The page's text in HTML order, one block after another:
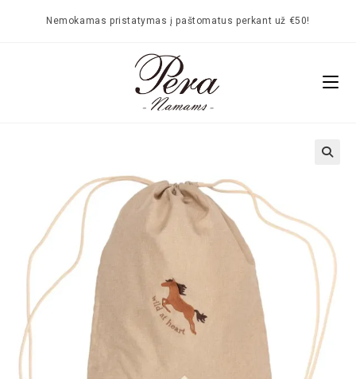
Nemokamas pristatymas į paštomatus perkant už €50!